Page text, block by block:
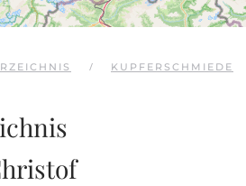
KUPFERSCHMIEDE